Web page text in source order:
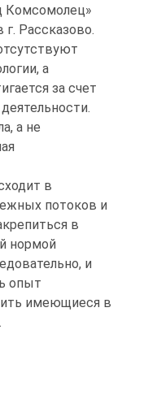
Комсомолец»
Рассказово.
а
за счет
а не
в
потоков и
в
нормой
и
опыт
имеющиеся в